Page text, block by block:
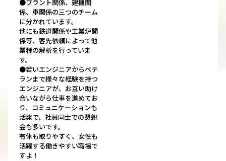
●プラント関係、建機関
係、車関係の三つのチーム
に分かれています。
他にも鉄道関係や工業炉関
係等、客先依頼によって他
業種の解析を行っていま
す。
●若いエンジニアからベテ
ランまで様々な経験を持つ
エンジニアが、お互い助け
合いながら仕事を進めてお
り、コミュニケーションも
活発で、社員同士での懇親
会も多いです。
有休も取りやすく、女性も
活躍する働きやすい職場で
すよ！